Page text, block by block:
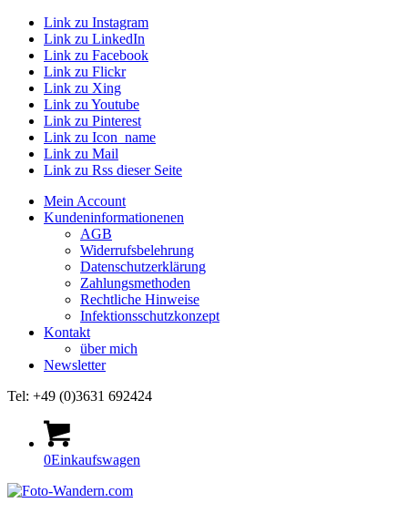
Link zu Instagram
Link zu LinkedIn
Link zu Facebook
Link zu Flickr
Link zu Xing
Link zu Youtube
Link zu Pinterest
Link zu Icon_name
Link zu Mail
Link zu Rss dieser Seite
Mein Account
Kundeninformationenen
AGB
Widerrufsbelehrung
Datenschutzerklärung
Zahlungsmethoden
Rechtliche Hinweise
Infektionsschutzkonzept
Kontakt
über mich
Newsletter
Tel: +49 (0)3631 692424
0Einkaufswagen